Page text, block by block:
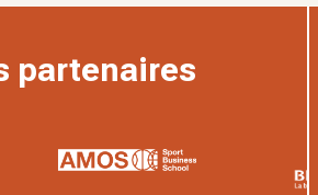
partenaires